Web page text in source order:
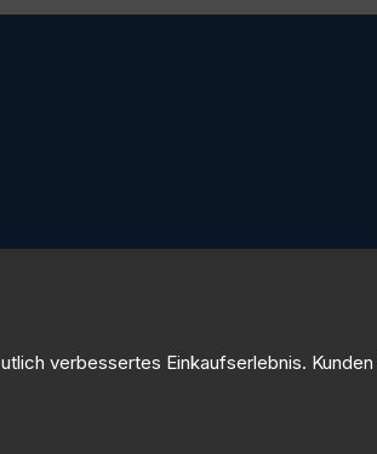
verbessertes Einkaufserlebnis.